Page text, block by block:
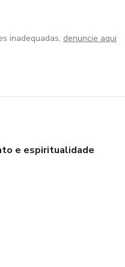
inadequadas, denuncie aqui
e espiritualidade